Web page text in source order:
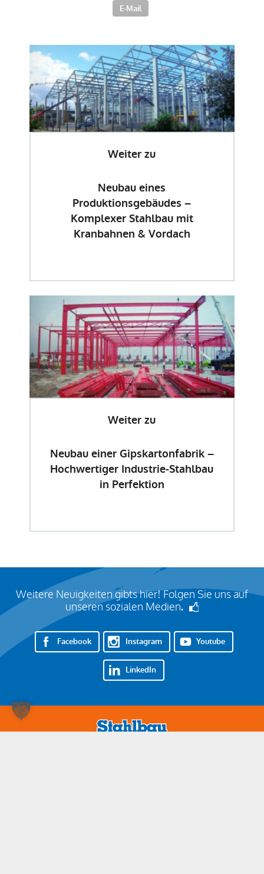
E-Mail
Weiter zu
Neubau eines
Produktionsgebäudes –
Komplexer Stahlbau mit
Kranbahnen & Vordach
Weiter zu
Neubau einer Gipskartonfabrik –
Hochwertiger Industrie-Stahlbau
in Perfektion
Weitere Neuigkeiten gibts hier! Folgen Sie uns auf
unseren sozialen Medien.
Facebook Instagram Youtube
LinkedIn